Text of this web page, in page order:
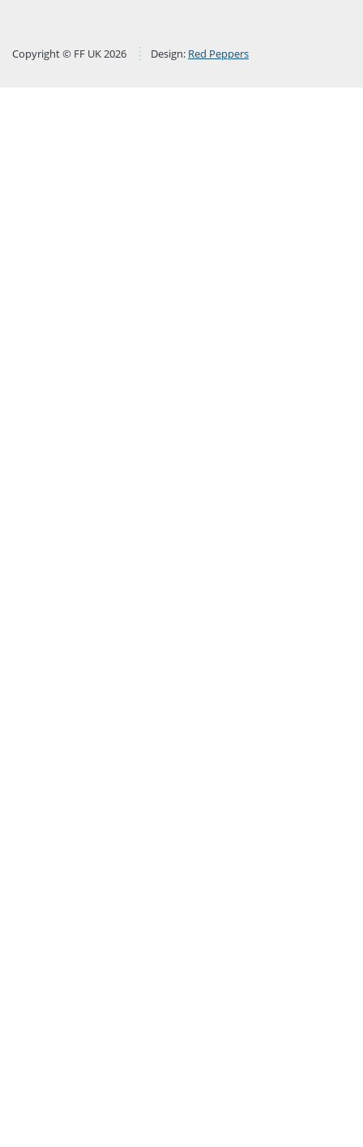
Copyright © FF UK 2026 Design: Red Peppers